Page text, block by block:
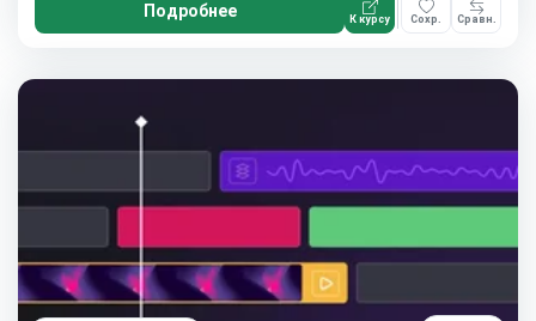
Подробнее К курсу Сохр. Сравн.